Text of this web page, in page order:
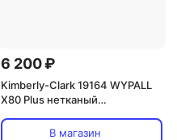
6 200 ₽
Kimberly-Clark 19164 WYPALL
X80 Plus нетканый
(салфетки желтые)
В магазин